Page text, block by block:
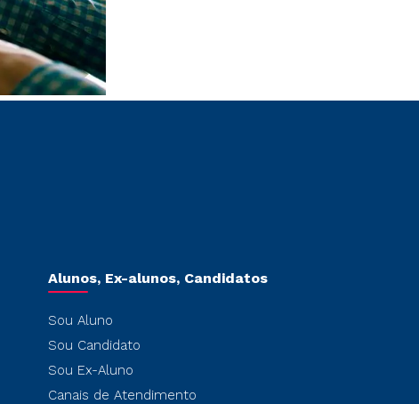
Alunos, Ex-alunos, Candidatos
Sou Aluno
Sou Candidato
Sou Ex-Aluno
Canais de Atendimento